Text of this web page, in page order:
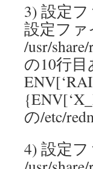
3) 設定
設定フ
/usr/
の10行
の/etc/
4) 設定